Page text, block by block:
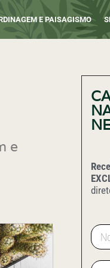
E PAISAGISMO
e